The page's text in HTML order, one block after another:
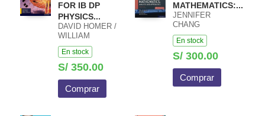
FOR IB DP
PHYSICS...
DAVID HOMER /
WILLIAM
HEATHCOTE /
MACIEJ PIETKA
En stock
S/ 350.00
Comprar
MATHEMATICS:...
JENNIFER
CHANG
WATHALL JOSIP
HARCET
En stock
S/ 300.00
Comprar